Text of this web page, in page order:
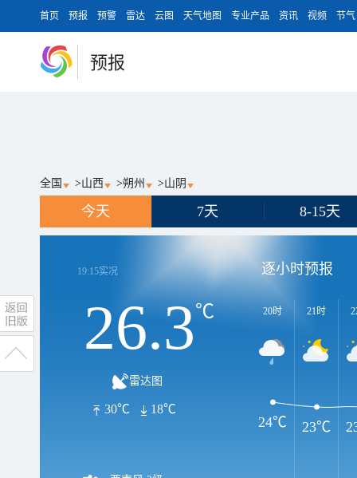
首页 预报 预警 雷达 云图 天气地图 专业产品 资讯 视频 节气
预报
全国 >山西 >朔州 >山阴
今天 7天 8-15天
19:15实况
26.3℃
雷达图
30℃ 18℃
逐小时预报
20时 21时
24℃ 23℃